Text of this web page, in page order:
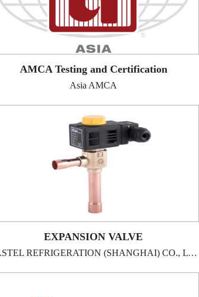
AMCA Testing and Certification
Asia AMCA
EXPANSION VALVE
CASTEL REFRIGERATION (SHANGHAI) CO., LTD